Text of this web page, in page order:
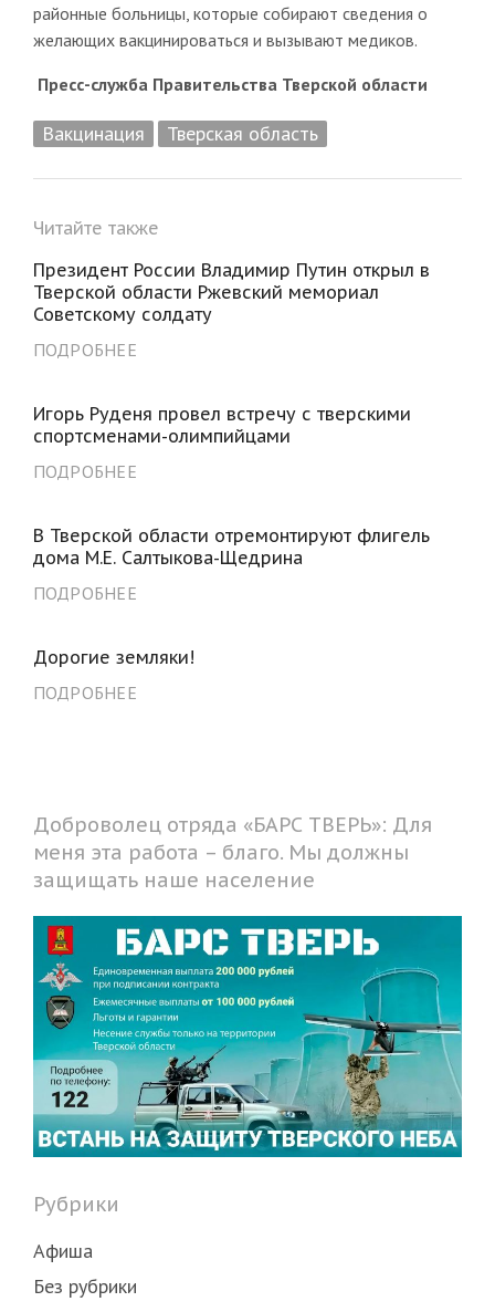
районные больницы, которые собирают сведения о
желающих вакцинироваться и вызывают медиков.
Пресс-служба Правительства Тверской области
Вакцинация Тверская область
Читайте также
Президент России Владимир Путин открыл в
Тверской области Ржевский мемориал
Советскому солдату
ПОДРОБНЕЕ
Игорь Руденя провел встречу с тверскими
спортсменами-олимпийцами
ПОДРОБНЕЕ
В Тверской области отремонтируют флигель
дома М.Е. Салтыкова-Щедрина
ПОДРОБНЕЕ
Дорогие земляки!
ПОДРОБНЕЕ
Доброволец отряда «БАРС ТВЕРЬ»: Для
меня эта работа – благо. Мы должны
защищать наше население
Рубрики
Афиша
Без рубрики